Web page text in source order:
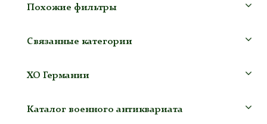
Похожие фильтры
Связанные категории
ХО Германии
Каталог военного антиквариата